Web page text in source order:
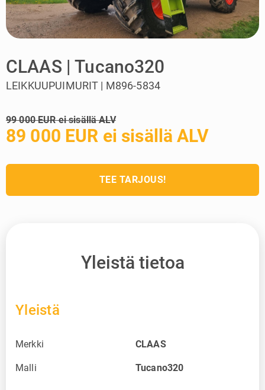
CLAAS | Tucano320
LEIKKUUPUIMURIT | M896-5834
99 000 EUR ei sisällä ALV
89 000 EUR ei sisällä ALV
TEE TARJOUS!
Yleistä tietoa
Yleistä
Merkki CLAAS
Malli Tucano320